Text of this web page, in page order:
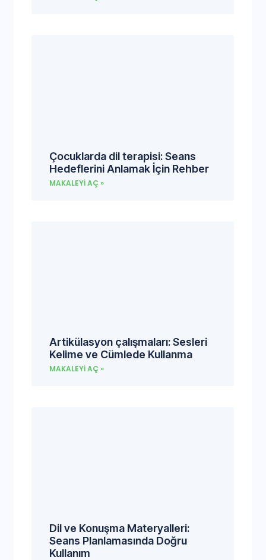
Çocuklarda dil terapisi: Seans
Hedeflerini Anlamak İçin Rehber
MAKALEYI AÇ »
Artikülasyon çalışmaları: Sesleri
Kelime ve Cümlede Kullanma
MAKALEYI AÇ »
Dil ve Konuşma Materyalleri:
Seans Planlamasında Doğru
Kullanım